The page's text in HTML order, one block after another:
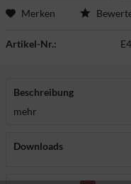
Merken
Artikel-Nr.:
Beschreibung
mehr
Downloads